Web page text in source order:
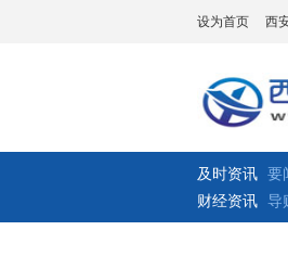
设为首页 西
及时资讯 要
财经资讯 导